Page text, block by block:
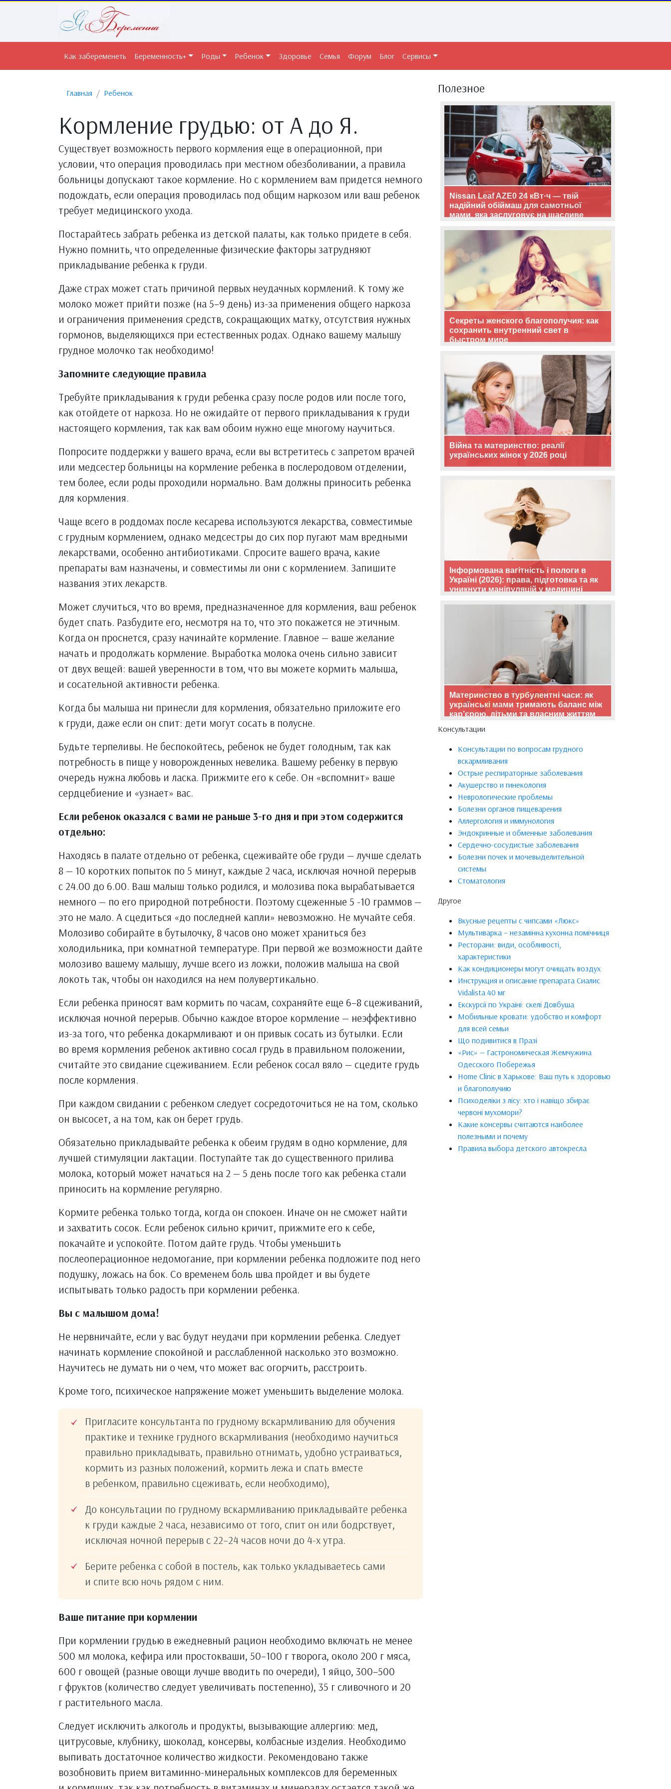
Как забеременеть Беременность+ Роды Ребенок Здоровье Семья Форум Блог Сервисы
Главная Ребенок
Кормление грудью: от А до Я.
Существует возможность первого кормления еще в операционной, при
условии, что операция проводилась при местном обезболивании, а правила
больницы допускают такое кормление. Но с кормлением вам придется немного
подождать, если операция проводилась под общим наркозом или ваш ребенок
требует медицинского ухода.
Постарайтесь забрать ребенка из детской палаты, как только придете в себя.
Нужно помнить, что определенные физические факторы затрудняют
прикладывание ребенка к груди.
Даже страх может стать причиной первых неудачных кормлений. К тому же
молоко может прийти позже (на 5–9 день) из-за применения общего наркоза
и ограничения применения средств, сокращающих матку, отсутствия нужных
гормонов, выделяющихся при естественных родах. Однако вашему малышу
грудное молочко так необходимо!
Запомните следующие правила
Требуйте прикладывания к груди ребенка сразу после родов или после того,
как отойдете от наркоза. Но не ожидайте от первого прикладывания к груди
настоящего кормления, так как вам обоим нужно еще многому научиться.
Попросите поддержки у вашего врача, если вы встретитесь с запретом врачей
или медсестер больницы на кормление ребенка в послеродовом отделении,
тем более, если роды проходили нормально. Вам должны приносить ребенка
для кормления.
Чаще всего в роддомах после кесарева используются лекарства, совместимые
с грудным кормлением, однако медсестры до сих пор пугают мам вредными
лекарствами, особенно антибиотиками. Спросите вашего врача, какие
препараты вам назначены, и совместимы ли они с кормлением. Запишите
названия этих лекарств.
Может случиться, что во время, предназначенное для кормления, ваш ребенок
будет спать. Разбудите его, несмотря на то, что это покажется не этичным.
Когда он проснется, сразу начинайте кормление. Главное — ваше желание
начать и продолжать кормление. Выработка молока очень сильно зависит
от двух вещей: вашей уверенности в том, что вы можете кормить малыша,
и сосательной активности ребенка.
Когда бы малыша ни принесли для кормления, обязательно приложите его
к груди, даже если он спит: дети могут сосать в полусне.
Будьте терпеливы. Не беспокойтесь, ребенок не будет голодным, так как
потребность в пище у новорожденных невелика. Вашему ребенку в первую
очередь нужна любовь и ласка. Прижмите его к себе. Он «вспомнит» ваше
сердцебиение и «узнает» вас.
Если ребенок оказался с вами не раньше 3-го дня и при этом содержится
отдельно:
Находясь в палате отдельно от ребенка, сцеживайте обе груди — лучше сделать
8 — 10 коротких попыток по 5 минут, каждые 2 часа, исключая ночной перерыв
с 24.00 до 6.00. Ваш малыш только родился, и молозива пока вырабатывается
немного — по его природной потребности. Поэтому сцеженные 5 -10 граммов —
это не мало. А сцедиться «до последней капли» невозможно. Не мучайте себя.
Молозиво собирайте в бутылочку, 8 часов оно может храниться без
холодильника, при комнатной температуре. При первой же возможности дайте
молозиво вашему малышу, лучше всего из ложки, положив малыша на свой
локоть так, чтобы он находился на нем полувертикально.
Если ребенка приносят вам кормить по часам, сохраняйте еще 6–8 сцеживаний,
исключая ночной перерыв. Обычно каждое второе кормление — неэффективно
из-за того, что ребенка докармливают и он привык сосать из бутылки. Если
во время кормления ребенок активно сосал грудь в правильном положении,
считайте это свидание сцеживанием. Если ребенок сосал вяло — сцедите грудь
после кормления.
При каждом свидании с ребенком следует сосредоточиться не на том, сколько
он высосет, а на том, как он берет грудь.
Обязательно прикладывайте ребенка к обеим грудям в одно кормление, для
лучшей стимуляции лактации. Поступайте так до существенного прилива
молока, который может начаться на 2 — 5 день после того как ребенка стали
приносить на кормление регулярно.
Кормите ребенка только тогда, когда он спокоен. Иначе он не сможет найти
и захватить сосок. Если ребенок сильно кричит, прижмите его к себе,
покачайте и успокойте. Потом дайте грудь. Чтобы уменьшить
послеоперационное недомогание, при кормлении ребенка подложите под него
подушку, ложась на бок. Со временем боль шва пройдет и вы будете
испытывать только радость при кормлении ребенка.
Вы с малышом дома!
Не нервничайте, если у вас будут неудачи при кормлении ребенка. Следует
начинать кормление спокойной и расслабленной насколько это возможно.
Научитесь не думать ни о чем, что может вас огорчить, расстроить.
Кроме того, психическое напряжение может уменьшить выделение молока.
Пригласите консультанта по грудному вскармливанию для обучения
практике и технике грудного вскармливания (необходимо научиться
правильно прикладывать, правильно отнимать, удобно устраиваться,
кормить из разных положений, кормить лежа и спать вместе
в ребенком, правильно сцеживать, если необходимо),
До консультации по грудному вскармливанию прикладывайте ребенка
к груди каждые 2 часа, независимо от того, спит он или бодрствует,
исключая ночной перерыв с 22–24 часов ночи до 4-х утра.
Берите ребенка с собой в постель, как только укладываетесь сами
и спите всю ночь рядом с ним.
Ваше питание при кормлении
При кормлении грудью в ежедневный рацион необходимо включать не менее
500 мл молока, кефира или простокваши, 50–100 г творога, около 200 г мяса,
600 г овощей (разные овощи лучше вводить по очереди), 1 яйцо, 300–500
г фруктов (количество следует увеличивать постепенно), 35 г сливочного и 20
г растительного масла.
Следует исключить алкоголь и продукты, вызывающие аллергию: мед,
цитрусовые, клубнику, шоколад, консервы, колбасные изделия. Необходимо
выпивать достаточное количество жидкости. Рекомендовано также
возобновить прием витаминно-минеральных комплексов для беременных
Полезное
Nissan Leaf AZE0 24 кВт·ч — твій
надійний обіймаш для самотньої
мами, яка заслуговує на щасливе
Секреты женского благополучия: как
сохранить внутренний свет в
быстром мире
Війна та материнство: реалії
українських жінок у 2026 році
Інформована вагітність і пологи в
Україні (2026): права, підготовка та як
уникнути маніпуляцій у медицині
Материнство в турбулентні часи: як
українські мами тримають баланс між
кар’єрою, дітьми та власним життям
Консультации
Консультации по вопросам грудного
вскармливания
Острые респираторные заболевания
Акушерство и гинекология
Неврологические проблемы
Болезни органов пищеварения
Аллергология и иммунология
Эндокринные и обменные заболевания
Сердечно-сосудистые заболевания
Болезни почек и мочевыделительной
системы
Стоматология
Другое
Вкусные рецепты с чипсами «Люкс»
Мультиварка – незамінна кухонна помічниця
Ресторани: види, особливості,
характеристики
Как кондиционеры могут очищать воздух
Инструкция и описание препарата Сиалис
Vidalista 40 мг
Екскурсії по Україні: скелі Довбуша
Мобильные кровати: удобство и комфорт
для всей семьи
Що подивитися в Празі
«Рис» — Гастрономическая Жемчужина
Одесского Побережья
Home Clinic в Харькове: Ваш путь к здоровью
и благополучию
Психоделіки з лісу: хто і навіщо збирає
червоні мухомори?
Какие консервы считаются наиболее
полезными и почему
Правила выбора детского автокресла